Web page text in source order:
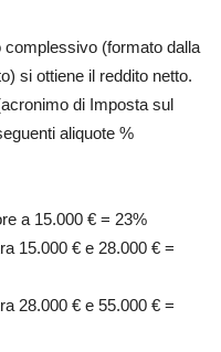
complessivo (formato dalla
si ottiene il reddito netto.
di Imposta sul
aliquote %
a 15.000 € = 23%
15.000 € e 28.000 € =
28.000 € e 55.000 € =